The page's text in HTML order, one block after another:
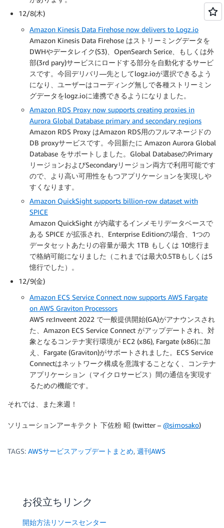
12/8(木)
Amazon Kinesis Data Firehose now delivers to Logz.io
Amazon Kinesis Data Firehose はストリーミングデータを
DWHやデータレイク(S3)、OpenSearch Serice、もしくは外
部(3rd pary)サービスにロードする部分を自動化するサービ
スです。今回デリバリ―先としてlogz.ioが選択できるよう
になり、ユーザーはコーディング無しで各種ストリーミン
グデータをlogz.ioに連携できるようになりました。
Amazon RDS Proxy now supports creating proxies in
Aurora Global Database primary and secondary regions
Amazon RDS Proxy はAmazon RDS用のフルマネージドの
DB proxyサービスです。今回新たに Amazon Aurora Global
Database をサポートしました。Global DatabaseのPrimary
リージョンおよびSecondaryリージョン両方で利用可能です
ので、より高い可用性をもつアプリケーションを実現しや
すくなります。
Amazon QuickSight supports billion-row dataset with
SPICE
Amazon QuickSight が内蔵するインメモリデータベースで
ある SPICE が拡張され、Enterprise Editionの場合、1つの
データセットあたりの容量が最大 1TB もしくは 10憶行ま
で格納可能になりました（これまでは最大0.5TBもしくは5
憶行でした）。
12/9(金)
Amazon ECS Service Connect now supports AWS Fargate
on AWS Graviton Processors
AWS re:Inveent 2022 で一般提供開始(GA)がアナウンスされ
た、Amazon ECS Service Connect がアップデートされ、対
象となるコンテナ実行環境が EC2 (x86), Fargate (x86)に加
え、Fargate (Graviton)がサポートされました。ECS Service
Connectはネットワーク構成を意識することなく、コンテナ
アプリケーション（マイクロサービス）間の通信を実現す
るための機能です。
それでは、また来週！
ソリューションアーキテクト 下佐粉 昭 (twitter – @simosako)
TAGS: AWSサービスアップデートまとめ, 週刊AWS
お役立ちリンク
開始方法リソースセンター